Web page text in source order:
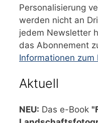
Personalisierung
werden nicht an
jedem Newsletter
das Abonnement
Informationen zum
Aktuell
NEU: Das e-Book